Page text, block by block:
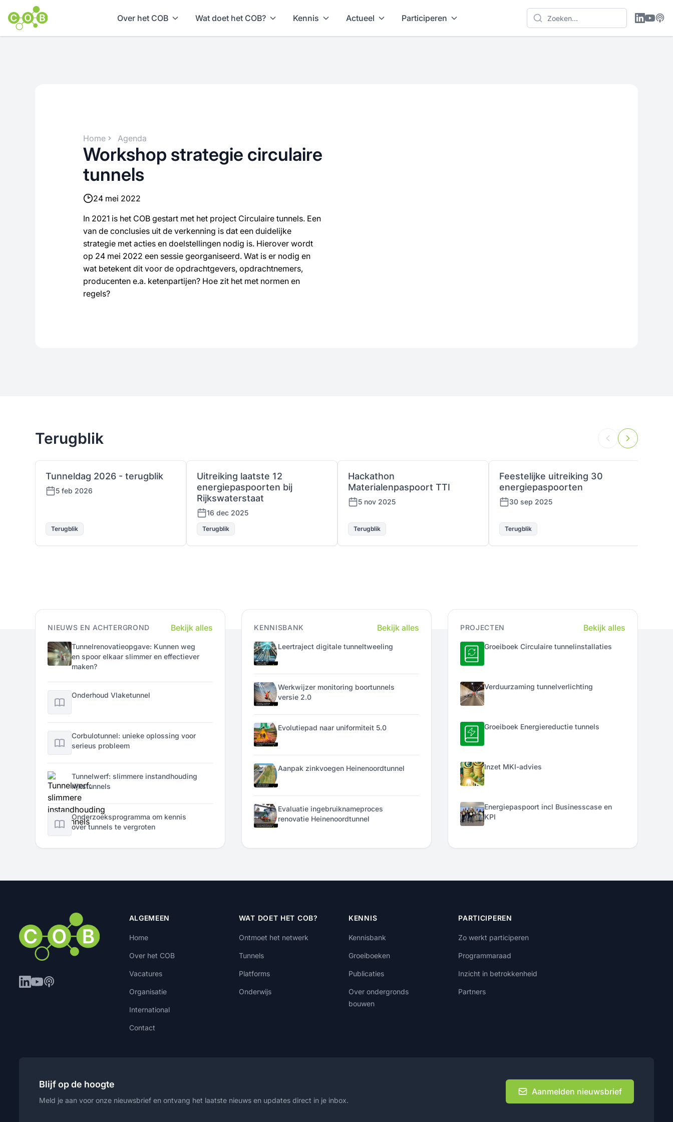
Over het COB Wat doet het COB? Kennis Actueel Participeren
Home Agenda
Workshop strategie circulaire
tunnels
24 mei 2022
In 2021 is het COB gestart met het project Circulaire tunnels. Een
van de conclusies uit de verkenning is dat een duidelijke
strategie met acties en doelstellingen nodig is. Hierover wordt
op 24 mei 2022 een sessie georganiseerd. Wat is er nodig en
wat betekent dit voor de opdrachtgevers, opdrachtnemers,
producenten e.a. ketenpartijen? Hoe zit het met normen en
regels?
Terugblik
Tunneldag 2026 - terugblik
5 feb 2026
Terugblik
Uitreiking laatste 12
energiepaspoorten bij
Rijkswaterstaat
16 dec 2025
Terugblik
Hackathon
Materialenpaspoort TTI
5 nov 2025
Terugblik
Feestelijke uitreiking 30
energiepaspoorten
30 sep 2025
Terugblik
NIEUWS EN ACHTERGROND Bekijk alles
Tunnelrenovatieopgave: Kunnen weg
en spoor elkaar slimmer en effectiever
maken?
Onderhoud Vlaketunnel
Corbulotunnel: unieke oplossing voor
serieus probleem
Tunnelwerf: slimmere instandhouding
rijkstunnels
Onderzoeksprogramma om kennis
over tunnels te vergroten
KENNISBANK Bekijk alles
Leertraject digitale tunneltweeling
Werkwijzer monitoring boortunnels
versie 2.0
Evolutiepad naar uniformiteit 5.0
Aanpak zinkvoegen Heinenoordtunnel
Evaluatie ingebruiknameproces
renovatie Heinenoordtunnel
PROJECTEN Bekijk alles
Groeiboek Circulaire tunnelinstallaties
Verduurzaming tunnelverlichting
Groeiboek Energiereductie tunnels
Inzet MKI-advies
Energiepaspoort incl Businesscase en
KPI
ALGEMEEN
Home
Over het COB
Vacatures
Organisatie
International
Contact
WAT DOET HET COB?
Ontmoet het netwerk
Tunnels
Platforms
Onderwijs
KENNIS
Kennisbank
Groeiboeken
Publicaties
Over ondergronds
bouwen
PARTICIPEREN
Zo werkt participeren
Programmaraad
Inzicht in betrokkenheid
Partners
Blijf op de hoogte
Meld je aan voor onze nieuwsbrief en ontvang het laatste nieuws en updates direct in je inbox.
Aanmelden nieuwsbrief